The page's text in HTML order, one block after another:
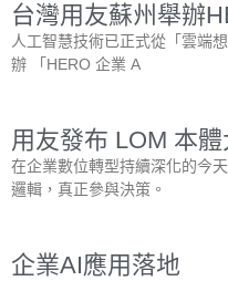
台灣用友蘇州舉辦
人工智慧技術已正式從「雲端
辦 「HERO 企業 A
用友發布 LOM 本
在企業數位轉型持續深化的今
邏輯，真正參與決策。
企業AI應用落地